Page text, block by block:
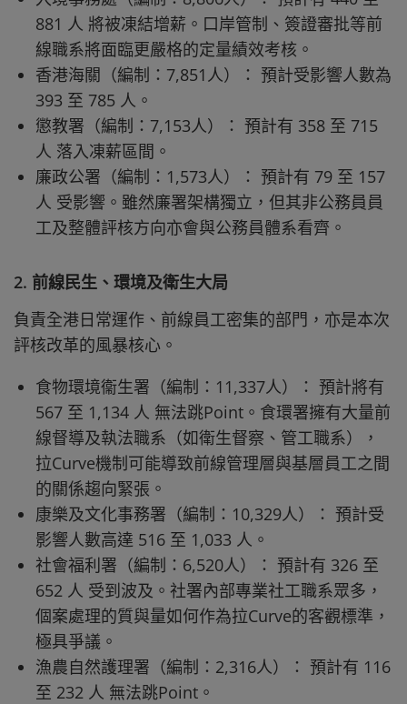
881 人 將被凍結增薪。口岸管制、簽證審批等前
線職系將面臨更嚴格的定量績效考核。
香港海關（編制：7,851人）： 預計受影響人數為
393 至 785 人。
懲教署（編制：7,153人）： 預計有 358 至 715
人 落入凍薪區間。
廉政公署（編制：1,573人）： 預計有 79 至 157
人 受影響。雖然廉署架構獨立，但其非公務員員
工及整體評核方向亦會與公務員體系看齊。
2. 前線民生、環境及衛生大局
負責全港日常運作、前線員工密集的部門，亦是本次
評核改革的風暴核心。
食物環境衞生署（編制：11,337人）： 預計將有
567 至 1,134 人 無法跳Point。食環署擁有大量前
線督導及執法職系（如衛生督察、管工職系），
拉Curve機制可能導致前線管理層與基層員工之間
的關係趨向緊張。
康樂及文化事務署（編制：10,329人）： 預計受
影響人數高達 516 至 1,033 人。
社會福利署（編制：6,520人）： 預計有 326 至
652 人 受到波及。社署內部專業社工職系眾多，
個案處理的質與量如何作為拉Curve的客觀標準，
極具爭議。
漁農自然護理署（編制：2,316人）： 預計有 116
至 232 人 無法跳Point。